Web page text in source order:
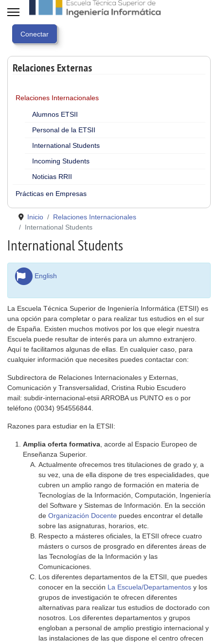
Relaciones Externas
Relaciones Internacionales
Alumnos ETSII
Personal de la ETSII
International Students
Incoming Students
Noticias RRII
Prácticas en Empresas
Inicio
Relaciones Internacionales
International Students
International Students
English
La Escuela Técnica Superior de Ingeniería Informática (ETSII) es
una opción para completar o para realizar tus estudios en el sur
de España. Existen muchos motivos por los que elegir nuestra
Escuela puede resultar de interés para un alumno extranjero.
Aquí te facilitamos algunas de ellas. En cualquier caso, para
cualquier información que necesites puedes contactar con:
Subdirectora de Relaciones Internacionales y Externas,
Comunicación y Transversalidad, Cristina Rubio Escudero
mail: subdir-internacional-etsii ARROBA us PUNTO es o por
teléfono (0034) 954556844.
Razones para estudiar en la ETSII:
Amplia oferta formativa, acorde al Espacio Europeo de
Enseñanza Superior.
Actualmente ofrecemos tres titulaciones de grado y, a
su vez, una de ella dispone de tres especialidades, que
cubren un amplio rango de formación en materia de
Tecnologías de la Información, Computación, Ingeniería
del Software y Sistemas de Información. En la sección
de Organización Docente puedes encontrar el detalle
sobre las asignaturas, horarios, etc.
Respecto a másteres oficiales, la ETSII ofrece cuatro
másters o cursos de prosgrado en diferentes áreas de
las Tecnologías de la Información y las
Comunicaciones.
Los diferentes departamentos de la ETSII, que puedes
conocer en la sección La Escuela/Departamentos y los
grupos de investigación te ofrecen diferentes
alternativas para realizar tus estudios de doctorado con
nosotros. Los diferentes departamentos y grupos
engloban a personal de amplio prestigio internacional y
las instalaciones de las que dispone el centro ofrecen